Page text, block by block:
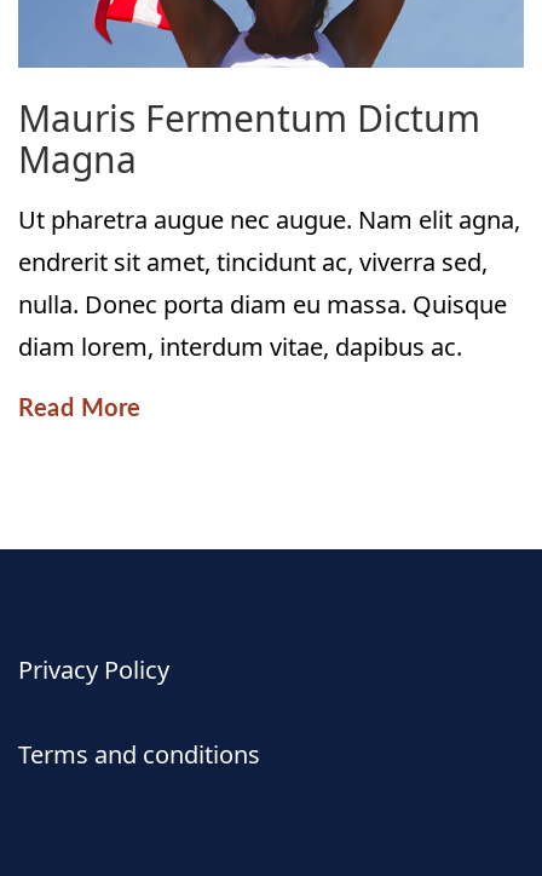
Mauris Fermentum Dictum
Magna
Ut pharetra augue nec augue. Nam elit agna,
endrerit sit amet, tincidunt ac, viverra sed,
nulla. Donec porta diam eu massa. Quisque
diam lorem, interdum vitae, dapibus ac.
Read More
Privacy Policy
Terms and conditions